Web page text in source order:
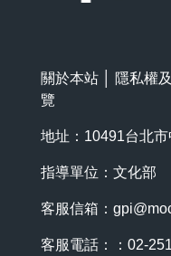
關於本站 隱私權
覽
地址：10491台北
指導單位：文化部
客服信箱：
客服電話：：02-